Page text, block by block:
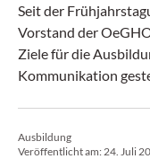
Seit der
Vorstand der OeGHO. Der neue Vorstand hat sich
Ziele für die
Kommunikation
Ausbildung
Veröffentlicht am:24. Juli